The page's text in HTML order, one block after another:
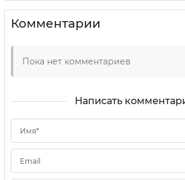
Комментарии
Пока нет комментариев
Написать
Имя*
Email